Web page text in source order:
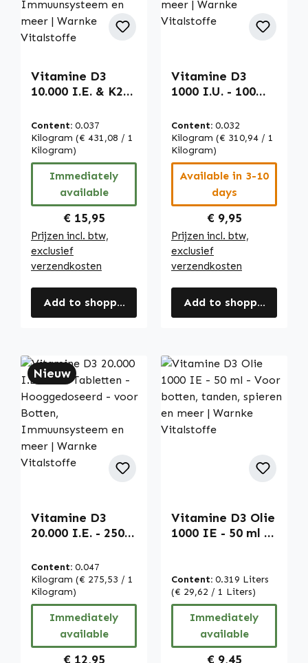
Vitamine D3
10.000 I.E. & K2
Tabletten -
Hooggedoseerd -
voor Botten,
Bloedstolling,
Immuunsysteem
en meer | Warnke
Vitalstoffe
Content: 0.037
Kilogram (€ 431,08 / 1
Kilogram)
Immediately
available
Regular price:
€ 15,95
Prijzen incl. btw,
exclusief
verzendkosten
Add to shopping cart
Vitamine D3
1000 I.U. - 100
gemakkelijk door
te slikken - voor
botten, tanden,
spieren en meer |
Warnke
Vitalstoffe
Content: 0.032
Kilogram (€ 310,94 / 1
Kilogram)
Available in 3-10
days
Regular price:
€ 9,95
Prijzen incl. btw,
exclusief
verzendkosten
Add to shopping cart
Nieuw
Vitamine D3
20.000 I.E. - 250
Hooggedoseerd -
voor Botten,
Immuunsysteem
en meer | Warnke
Vitalstoffe
Content: 0.047
Kilogram (€ 275,53 / 1
Kilogram)
Immediately
available
Regular price:
€ 12,95
Vitamine D3 Olie
1000 IE - 50 ml -
en meer | Warnke
Vitalstoffe
Content: 0.319 Liters
(€ 29,62 / 1 Liters)
Immediately
available
Regular price:
€ 9,45